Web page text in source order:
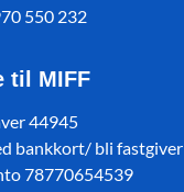
550 232
til MIFF
44945
bankkort/ bli fastgiver
78770654539